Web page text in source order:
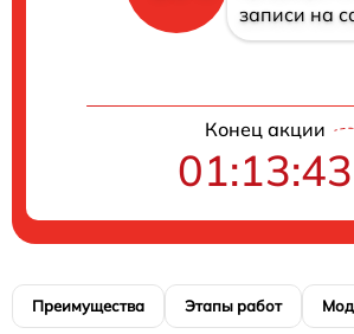
записи на
Конец акции
01:13:42
Преимущества Этапы работ